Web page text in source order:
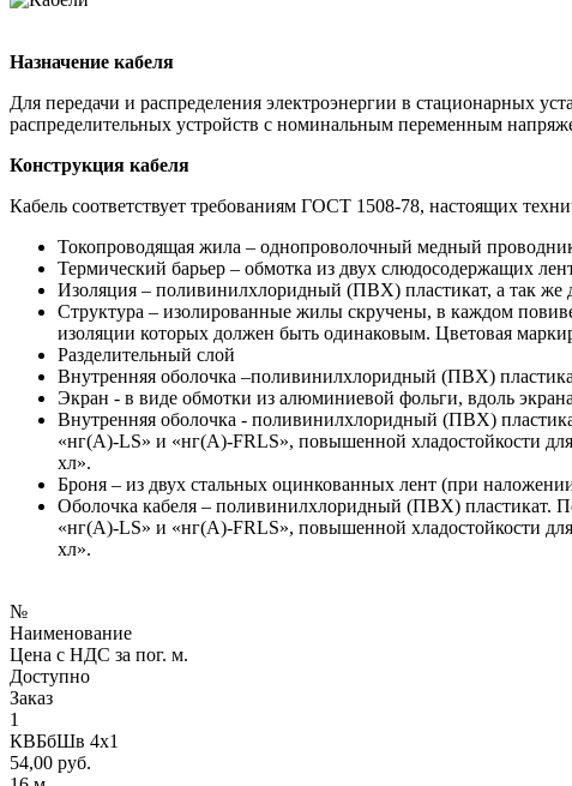
Назначение кабеля
Для передачи и распределения электроэнергии в стационарных
распределительных устройств с номинальным переменным
Конструкция кабеля
Кабель соответствует требованиям ГОСТ 1508-78, настоящих
Токопроводящая жила – однопроволочный медный
Термический барьер – обмотка из двух слюдосодержащих
Изоляция – поливинилхлоридный (ПВХ) пластикат, а так же
Структура – изолированные жилы скручены, в каждом
изоляции которых должен быть одинаковым. Цветовая
Разделительный слой
Внутренняя оболочка –поливинилхлоридный (ПВХ)
Экран - в виде обмотки из алюминиевой фольги, вдоль
Внутренняя оболочка - поливинилхлоридный (ПВХ)
«нг(А)-LS» и «нг(А)-FRLS», повышенной хладостойкости
хл».
Броня – из двух стальных оцинкованных лент (при
Оболочка кабеля – поливинилхлоридный (ПВХ) пластикат.
«нг(А)-LS» и «нг(А)-FRLS», повышенной хладостойкости
хл».
№
Наименование
Цена с НДС за пог. м.
Доступно
Заказ
1
КВБбШв 4х1
54,00 руб.